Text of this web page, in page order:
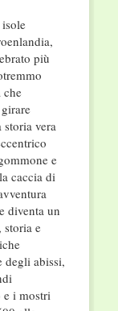
più
che
vera
e
caccia di
diventa un
storia e
degli abissi,
e i mostri